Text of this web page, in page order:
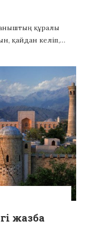
құралы
қайдан келіп,…
жазба